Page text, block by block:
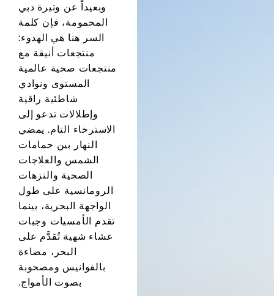
وبعيداً عن وتيرة دبي
المحمومة، فإن كلمة
السر هنا هي الهدوء:
منتجعات أنيقة مع
منتجعات صحية عالمية
المستوى ونوادي
شاطئية راقية
وإطلالات تدعو إلى
الاسترخاء التام. يمضي
النهار بين حمامات
الشمس والعلاجات
الصحية والنزهات
الرومانسية على طول
الواجهة البحرية، بينما
تقدم الأمسيات وجبات
عشاء شهية تُقدَّم على
البحر، مضاءة
بالفوانيس ومصحوبة
بصوت الأمواج.